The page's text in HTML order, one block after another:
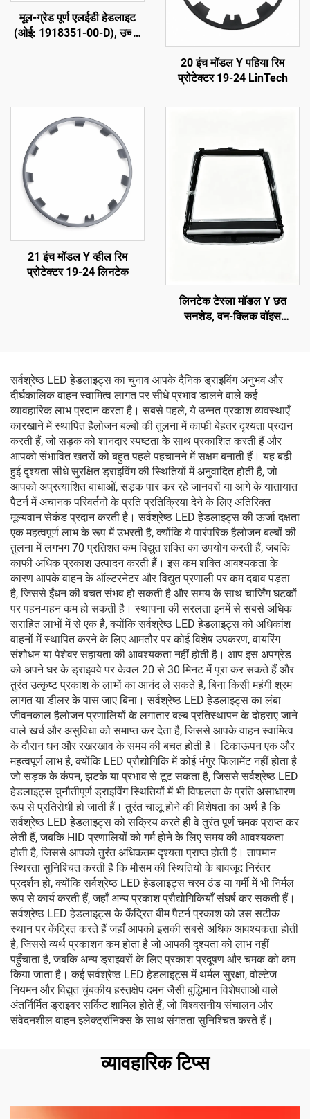
मूल-ग्रेड पूर्ण एलईडी हेडलाइट
(ओई: 1918351-00-D), उच्च-
हेडलाइट प्रतिस्थापन और सीमा
पार निर्यात के लिए
20 इंच मॉडल Y पहिया रिम
प्रोटेक्टर 19-24 LinTech
21 इंच मॉडल Y व्हील रिम
प्रोटेक्टर 19-24 लिनटेक
लिनटेक टेस्ला मॉडल Y छत
सनशेड, वन-क्लिक वॉइस
सर्वश्रेष्ठ LED हेडलाइट्स का चुनाव आपके दैनिक ड्राइविंग अनुभव और
दीर्घकालिक वाहन स्वामित्व लागत पर सीधे प्रभाव डालने वाले कई
व्यावहारिक लाभ प्रदान करता है। सबसे पहले, ये उन्नत प्रकाश व्यवस्थाएँ
कारखाने में स्थापित हैलोजन बल्बों की तुलना में काफी बेहतर दृश्यता प्रदान
करती हैं, जो सड़क को शानदार स्पष्टता के साथ प्रकाशित करती हैं और
आपको संभावित खतरों को बहुत पहले पहचानने में सक्षम बनाती हैं। यह बढ़ी
हुई दृश्यता सीधे सुरक्षित ड्राइविंग की स्थितियों में अनुवादित होती है, जो
आपको अप्रत्याशित बाधाओं, सड़क पार कर रहे जानवरों या आगे के यातायात
पैटर्न में अचानक परिवर्तनों के प्रति प्रतिक्रिया देने के लिए अतिरिक्त
मूल्यवान सेकंड प्रदान करती है। सर्वश्रेष्ठ LED हेडलाइट्स की ऊर्जा दक्षता
एक महत्वपूर्ण लाभ के रूप में उभरती है, क्योंकि ये पारंपरिक हैलोजन बल्बों की
तुलना में लगभग 70 प्रतिशत कम विद्युत शक्ति का उपयोग करती हैं, जबकि
काफी अधिक प्रकाश उत्पादन करती हैं। इस कम शक्ति आवश्यकता के
कारण आपके वाहन के ऑल्टरनेटर और विद्युत प्रणाली पर कम दबाव पड़ता
है, जिससे ईंधन की बचत संभव हो सकती है और समय के साथ चार्जिंग घटकों
पर पहन-पहन कम हो सकती है। स्थापना की सरलता इनमें से सबसे अधिक
सराहित लाभों में से एक है, क्योंकि सर्वश्रेष्ठ LED हेडलाइट्स को अधिकांश
वाहनों में स्थापित करने के लिए आमतौर पर कोई विशेष उपकरण, वायरिंग
संशोधन या पेशेवर सहायता की आवश्यकता नहीं होती है। आप इस अपग्रेड
को अपने घर के ड्राइववे पर केवल 20 से 30 मिनट में पूरा कर सकते हैं और
तुरंत उत्कृष्ट प्रकाश के लाभों का आनंद ले सकते हैं, बिना किसी महंगी श्रम
लागत या डीलर के पास जाए बिना। सर्वश्रेष्ठ LED हेडलाइट्स का लंबा
जीवनकाल हैलोजन प्रणालियों के लगातार बल्ब प्रतिस्थापन के दोहराए जाने
वाले खर्च और असुविधा को समाप्त कर देता है, जिससे आपके वाहन स्वामित्व
के दौरान धन और रखरखाव के समय की बचत होती है। टिकाऊपन एक और
महत्वपूर्ण लाभ है, क्योंकि LED प्रौद्योगिकि में कोई भंगुर फिलामेंट नहीं होता है
जो सड़क के कंपन, झटके या प्रभाव से टूट सकता है, जिससे सर्वश्रेष्ठ LED
हेडलाइट्स चुनौतीपूर्ण ड्राइविंग स्थितियों में भी विफलता के प्रति असाधारण
रूप से प्रतिरोधी हो जाती हैं। तुरंत चालू होने की विशेषता का अर्थ है कि
सर्वश्रेष्ठ LED हेडलाइट्स को सक्रिय करते ही वे तुरंत पूर्ण चमक प्राप्त कर
लेती हैं, जबकि HID प्रणालियों को गर्म होने के लिए समय की आवश्यकता
होती है, जिससे आपको तुरंत अधिकतम दृश्यता प्राप्त होती है। तापमान
स्थिरता सुनिश्चित करती है कि मौसम की स्थितियों के बावजूद निरंतर
प्रदर्शन हो, क्योंकि सर्वश्रेष्ठ LED हेडलाइट्स चरम ठंड या गर्मी में भी निर्मल
रूप से कार्य करती हैं, जहाँ अन्य प्रकाश प्रौद्योगिकियाँ संघर्ष कर सकती हैं।
सर्वश्रेष्ठ LED हेडलाइट्स के केंद्रित बीम पैटर्न प्रकाश को उस सटीक
स्थान पर केंद्रित करते हैं जहाँ आपको इसकी सबसे अधिक आवश्यकता होती
है, जिससे व्यर्थ प्रकाशन कम होता है जो आपकी दृश्यता को लाभ नहीं
पहुँचाता है, जबकि अन्य ड्राइवरों के लिए प्रकाश प्रदूषण और चमक को कम
किया जाता है। कई सर्वश्रेष्ठ LED हेडलाइट्स में थर्मल सुरक्षा, वोल्टेज
नियमन और विद्युत चुंबकीय हस्तक्षेप दमन जैसी बुद्धिमान विशेषताओं वाले
अंतर्निर्मित ड्राइवर सर्किट शामिल होते हैं, जो विश्वसनीय संचालन और
संवेदनशील वाहन इलेक्ट्रॉनिक्स के साथ संगतता सुनिश्चित करते हैं।
व्यावहारिक टिप्स